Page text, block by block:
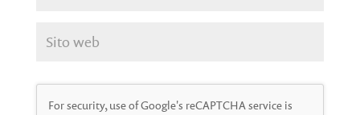
For security, use of Google's reCAPTCHA service is